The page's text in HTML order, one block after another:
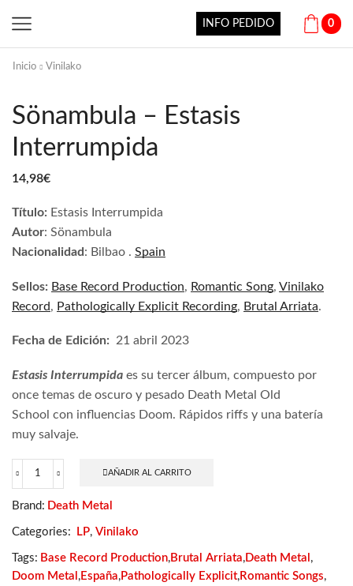
INFO PEDIDO 0
Inicio Vinilako
Sönambula – Estasis
Interrumpida
14,98€
Título: Estasis Interrumpida
Autor: Sönambula
Nacionalidad : Bilbao . Spain
Sellos: Base Record Production, Romantic Song, Vinilako
Record, Pathologically Explicit Recording, Brutal Arriata.
Fecha de Edición: 21 abril 2023
Estasis Interrumpida es su tercer álbum, compuesto por
once temas de oscuro y pesado Death Metal Old
School con influencias Doom. Rápidos riffs y una batería
muy salvaje.
Sönambula
Estasis
cantidad
AÑADIR AL CARRITO
Brand: Death Metal
Categories: LP, Vinilako
Tags: Base Record Production, Brutal Arriata, Death Metal ,
Doom Metal , España, Pathologically Explicit, Romantic Songs,